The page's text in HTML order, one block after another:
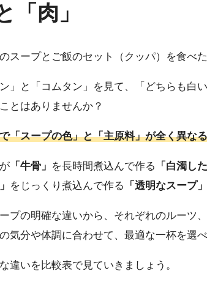
「肉」
スープとご飯のセット（クッパ）を食べた
」と「コムタン」を見て、「どちらも白
とはありませんか？
「スープの色」と「主原料」が全く異な
「牛骨」 を長時間煮込んで作る 「白濁し
をじっくり煮込んで作る 「透明なスープ」
プの明確な違いから、それぞれのルーツ
気分や体調に合わせて、最適な一杯を選
違いを比較表で見ていきましょう。